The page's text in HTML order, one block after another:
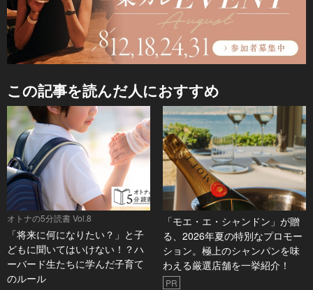
この記事を読んだ人におすすめ
オトナの5分読書 Vol.8
「将来に何になりたい？」と子
どもに聞いてはいけない！？ハ
ーバード生たちに学んだ子育て
のルール
「モエ・エ・シャンドン」が贈
る、2026年夏の特別なプロモー
ション。極上のシャンパンを味
わえる厳選店舗を一挙紹介！
PR